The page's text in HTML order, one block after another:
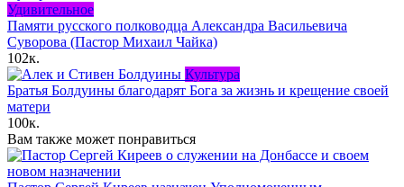
Удивительное
Памяти русского полководца Александра Васильевича
Суворова (Пастор Михаил Чайка)
102к.
Культура
Братья Болдуины благодарят Бога за жизнь и крещение своей
матери
100к.
Вам также может понравиться